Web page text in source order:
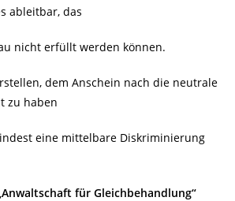
ableitbar, das
nicht erfüllt werden können.
dem Anschein nach die neutrale
zu haben
eine mittelbare Diskriminierung
für Gleichbehandlung“